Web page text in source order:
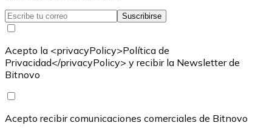
Suscribirse
Acepto la <privacyPolicy>Política de
Privacidad</privacyPolicy> y recibir la Newsletter de
Bitnovo
Acepto recibir comunicaciones comerciales de Bitnovo